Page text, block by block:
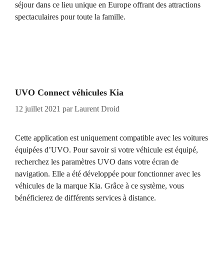
séjour dans ce lieu unique en Europe offrant des attractions
spectaculaires pour toute la famille.
UVO Connect véhicules Kia
12 juillet 2021 parLaurent Droid
Cette application est uniquement compatible avec les voitures
équipées d’UVO. Pour savoir si votre véhicule est équipé,
recherchez les paramètres UVO dans votre écran de
navigation. Elle a été développée pour fonctionner avec les
véhicules de la marque Kia. Grâce à ce système, vous
bénéficierez de différents services à distance.